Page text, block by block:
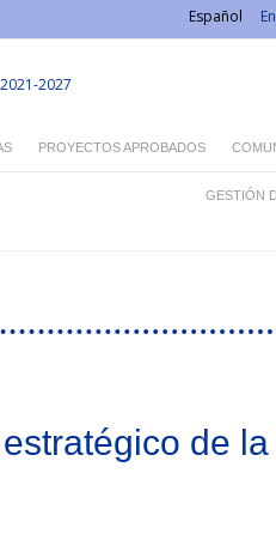
Español
PROYECTOS APROBADOS
GESTIÓN
2021-2027
de